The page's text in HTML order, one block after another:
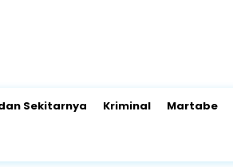
Sekitarnya Kriminal Martabe